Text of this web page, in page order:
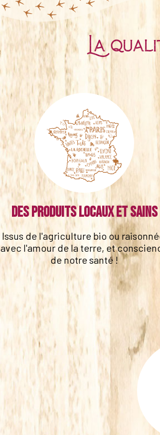
La
Des produits locaux et sains
Issus de l'agriculture bio ou
avec l'amour de la terre, et
de notre santé !